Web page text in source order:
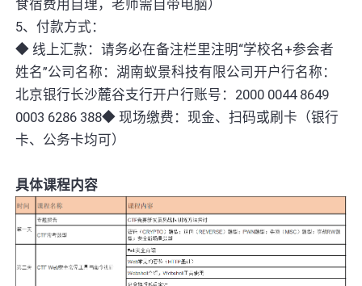
食宿费用自理，老师需自带电脑）
5、付款方式：
◆ 线上汇款：请务必在备注栏里注明“学校名+参会者
姓名”公司名称：湖南蚁景科技有限公司开户行名称：
北京银行长沙麓谷支行开户行账号：2000 0044 8649
0003 6286 388◆ 现场缴费：现金、扫码或刷卡（银行
卡、公务卡均可）
具体课程内容